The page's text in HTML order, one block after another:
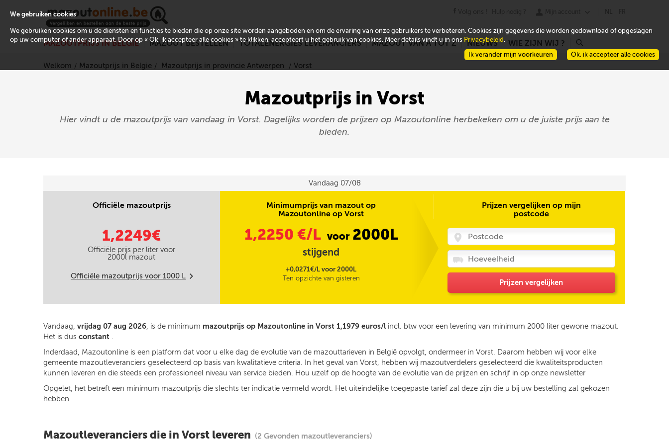
MAZOUTPRIJS IN BELGIË MAZOUT BESTELLEN TOTALENERGIES LEVERANCIERS MAZOUT VAN A TOT Z NIEUWS WIE ZIJN WIJ ? r
Welkom Mazoutprijs in Belgie Mazoutprijs in provincie Antwerpen Vorst
Mazoutprijs in Vorst
Hier vindt u de mazoutprijs van vandaag in Vorst. Dagelijks worden de prijzen op Mazoutonline herbekeken om u de juiste prijs aan te
bieden.
Vandaag 07/08
Officiële mazoutprijs
1,2249€
Officiële prijs per liter voor
2000l mazout
Officiële mazoutprijs voor1000 L m
Minimumprijs van mazout op
Mazoutonline op Vorst
1,2250 €/L voor 2000L
stijgend
+0,0271€/L voor 2000L
Ten opzichte van gisteren
Prijzen vergelijken op mijn
postcode
Prijzen vergelijken
Vandaag, vrijdag 07 aug 2026, is de minimum mazoutprijs op Mazoutonline in Vorst 1,1979 euros/l incl. btw voor een levering van minimum 2000 liter gewone mazout.
Het is dus constant .
Inderdaad, Mazoutonline is een platform dat voor u elke dag de evolutie van de mazouttarieven in België opvolgt, ondermeer in Vorst. Daarom hebben wij voor elke
gemeente mazoutleveranciers geselecteerd op basis van kwalitatieve criteria. In het geval van Vorst, hebben wij mazoutverdelers geselecteerd die kwaliteitsproducten
kunnen leveren en die steeds een professioneel niveau van service bieden. Hou uzelf op de hoogte van de evolutie van de prijzen en schrijf in op onze newsletter
Opgelet, het betreft een minimum mazoutprijs die slechts ter indicatie vermeld wordt. Het uiteindelijke toegepaste tarief zal deze zijn die u bij uw bestelling zal gekozen
hebben.
Mazoutleveranciers die in Vorst leveren (2 Gevonden mazoutleveranciers)
We gebruiken cookies
We gebruiken cookies om u de diensten en functies te bieden die op onze site worden aangeboden en om de ervaring van onze gebruikers te verbeteren. Cookies zijn gegevens die worden gedownload of opgeslagen
op uw computer of ander apparaat. Door op « Ok, ik accepteer alle cookies » te klikken, accepteert u het gebruik van cookies. Meer details vindt u in ons Privacybeleid .
Ok, ik accepteer alle cookies
Ik verander mijn voorkeuren